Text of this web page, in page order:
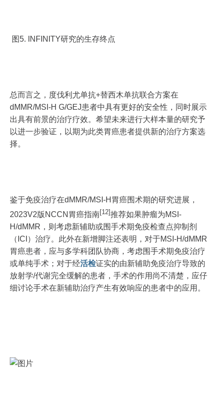
图5. INFINITY研究的生存终点
总而言之，度伐利尤单抗+替西木单抗联合方案在
dMMR/MSI-H G/GEJ患者中具有更好的安全性，同时展示
出具有前景的治疗疗效。希望未来进行大样本量的研究予
以进一步验证，以期为此类胃癌患者提供新的治疗方案选
择。
鉴于免疫治疗在dMMR/MSI-H胃癌围术期的研究进展，
2023V2版NCCN胃癌指南[12]推荐如果肿瘤为MSI-
H/dMMR，则考虑新辅助或围手术期免疫检查点抑制剂
（ICI）治疗。此外在新增脚注还表明，对于MSI-H/dMMR
胃癌患者，应与多学科团队协商，考虑围手术期免疫治疗
或单纯手术；对于经活检证实的由新辅助免疫治疗导致的
放射学/代谢完全缓解的患者，手术的作用尚不清楚，应仔
细讨论手术在新辅助治疗产生有效响应的患者中的应用。